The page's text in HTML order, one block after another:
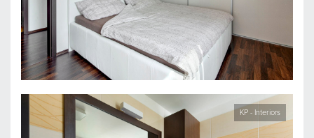
KP - Interiors